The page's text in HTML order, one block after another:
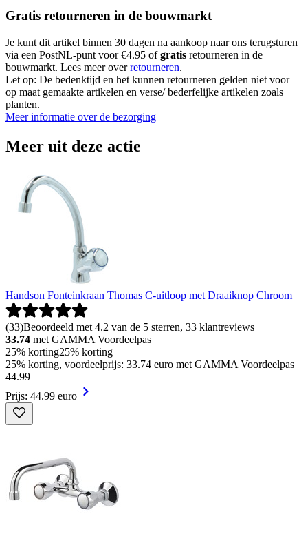
Gratis retourneren in de bouwmarkt
Je kunt dit artikel binnen 30 dagen na aankoop naar ons terugsturen
via een PostNL-punt voor €4.95 ofgratis retourneren in de
bouwmarkt. Lees meer overretourneren.
Let op: De bedenktijd en het kunnen retourneren gelden niet voor
op maat gemaakte artikelen en verse/ bederfelijke artikelen zoals
planten.
Meer informatie over de bezorging
Meer uit deze actie
Handson Fonteinkraan Thomas C-uitloop met Draaiknop Chroom
(33)Beoordeeld met 4.2 van de 5 sterren, 33 klantreviews
33.74 met GAMMA Voordeelpas
25% korting25% korting
25% korting, voordeelprijs: 33.74 euro met GAMMA Voordeelpas
44.99
Prijs: 44.99 euro